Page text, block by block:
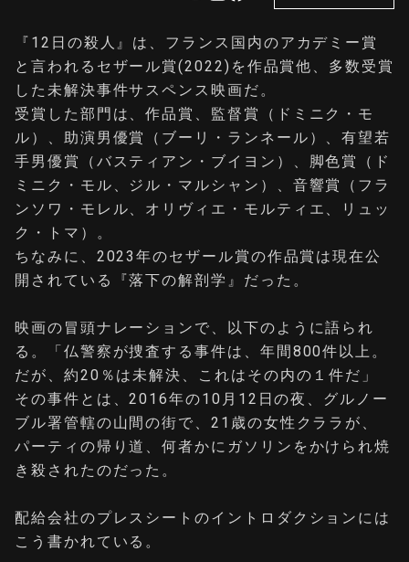
『12日の殺人』は、フランス国内のアカデミー賞
と言われるセザール賞(2022)を作品賞他、多数受賞
した未解決事件サスペンス映画だ。
受賞した部門は、作品賞、監督賞（ドミニク・モ
ル）、助演男優賞（ブーリ・ランネール）、有望若
手男優賞（バスティアン・ブイヨン）、脚色賞（ド
ミニク・モル、ジル・マルシャン）、音響賞（フラ
ンソワ・モレル、オリヴィエ・モルティエ、リュッ
ク・トマ）。
ちなみに、2023年のセザール賞の作品賞は現在公
開されている『落下の解剖学』だった。
映画の冒頭ナレーションで、以下のように語られ
る。「仏警察が捜査する事件は、年間800件以上。
だが、約20％は未解決、これはその内の１件だ」
その事件とは、2016年の10月12日の夜、グルノー
ブル署管轄の山間の街で、21歳の女性クララが、
パーティの帰り道、何者かにガソリンをかけられ焼
き殺されたのだった。
配給会社のプレスシートのイントロダクションには
こう書かれている。